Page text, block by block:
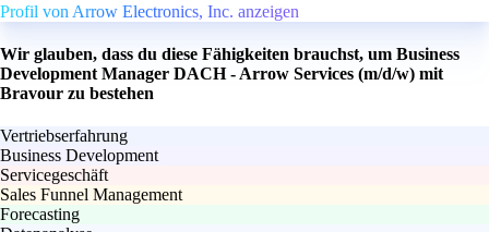
Profil von Arrow Electronics, Inc. anzeigen
Wir glauben, dass du diese Fähigkeiten brauchst, um Business
Development Manager DACH - Arrow Services (m/d/w) mit
Bravour zu bestehen
Vertriebserfahrung
Business Development
Servicegeschäft
Sales Funnel Management
Forecasting